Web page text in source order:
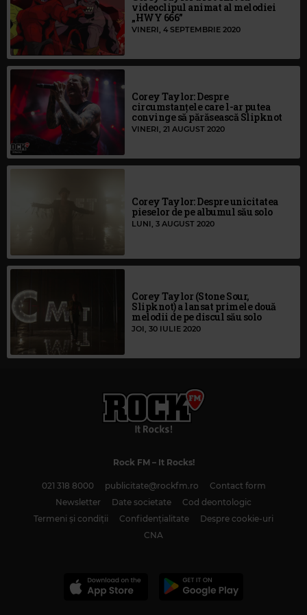
videoclipul animat al melodiei
„HWY 666”
VINERI, 4 SEPTEMBRIE 2020
Corey Taylor: Despre
circumstanțele care l-ar putea
convinge să părăsească Slipknot
VINERI, 21 AUGUST 2020
Corey Taylor: Despre unicitatea
pieselor de pe albumul său solo
LUNI, 3 AUGUST 2020
Corey Taylor (Stone Sour,
Slipknot) a lansat primele două
melodii de pe discul său solo
JOI, 30 IULIE 2020
Rock FM– It Rocks!
021 318 8000 publicitate@rockfm.ro
Contact form
Newsletter
Date societate
Cod deontologic
Termeni și condiții
Confidențialitate
Despre cookie-uri
CNA